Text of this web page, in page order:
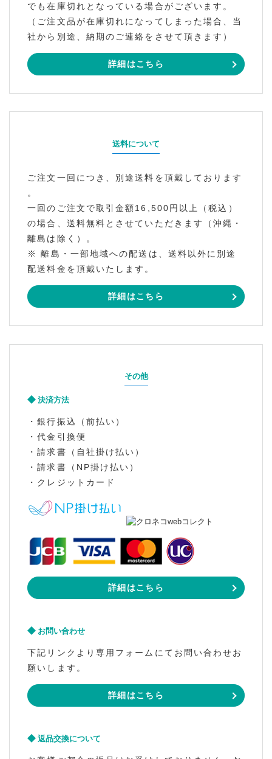
でも在庫切れとなっている場合がございます。
（ご注文品が在庫切れになってしまった場合、当
社から別途、納期のご連絡をさせて頂きます）
詳細はこちら
送料について
ご注文一回につき、別途送料を頂戴しております
。
一回のご注文で取引金額16,500円以上（税込）
の場合、送料無料とさせていただきます（沖縄・
離島は除く）。
※ 離島・一部地域への配送は、送料以外に別途
配送料金を頂戴いたします。
詳細はこちら
その他
決済方法
・銀行振込（前払い）
・代金引換便
・請求書（自社掛け払い）
・請求書（NP掛け払い）
・クレジットカード
詳細はこちら
お問い合わせ
下記リンクより専用フォームにてお問い合わせお
願いします。
詳細はこちら
返品交換について